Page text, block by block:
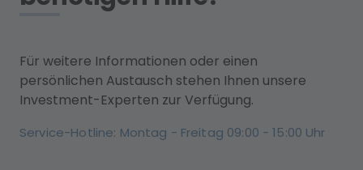
Für weitere Informationen oder einen
persönlichen Austausch stehen Ihnen unsere
Investment-Experten zur Verfügung.
Service-Hotline: Montag - Freitag 09:00 - 15:00 Uhr